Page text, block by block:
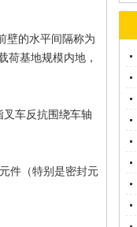
壁的水平间隔称为
荷基地规模内地，
车反抗围绕车轴
件（特别是密封元